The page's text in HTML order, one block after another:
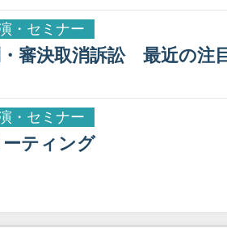
・セミナー
審決取消訴訟 最近の注
・セミナー
ティング